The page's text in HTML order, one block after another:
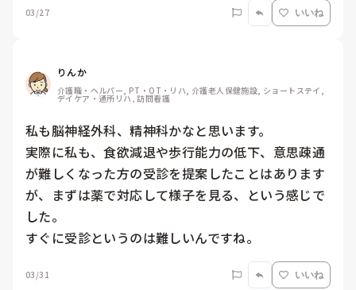
03/27 いいね
りんか
介護職・ヘルパー, PT・OT・リハ, 介護老人保健施設, ショートステイ,
デイケア・通所リハ, 訪問看護
私も脳神経外科、精神科かなと思います。
実際に私も、食欲減退や歩行能力の低下、意思疎通
が難しくなった方の受診を提案したことはあります
が、まずは薬で対応して様子を見る、という感じで
した。
すぐに受診というのは難しいんですね。
03/31 いいね